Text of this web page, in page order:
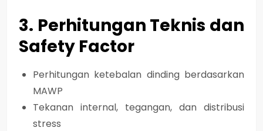
3. Perhitungan Teknis dan
Safety Factor
Perhitungan ketebalan dinding berdasarkan
MAWP
Tekanan internal, tegangan, dan distribusi
stress